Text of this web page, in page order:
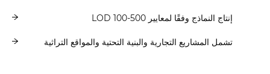
إنتاج النماذج وفقًا لمعايير LOD 100-500
تشمل المشاريع التجارية والبنية التحتية والمواقع التراثية